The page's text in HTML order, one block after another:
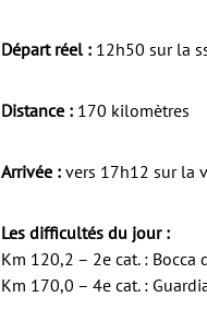
Départ réel : 12h50 sur la
Distance : 170 kilomètres
Arrivée : vers 17h12 sur la
Les difficultés du jour :
Km 120,2 – 2e cat. :
Km 170,0 – 4e cat. :